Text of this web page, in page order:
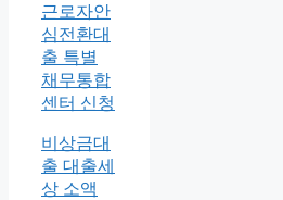
근로자안
심전환대
출 특별
채무통합
센터 신청
비상금대
출 대출세
상 소액